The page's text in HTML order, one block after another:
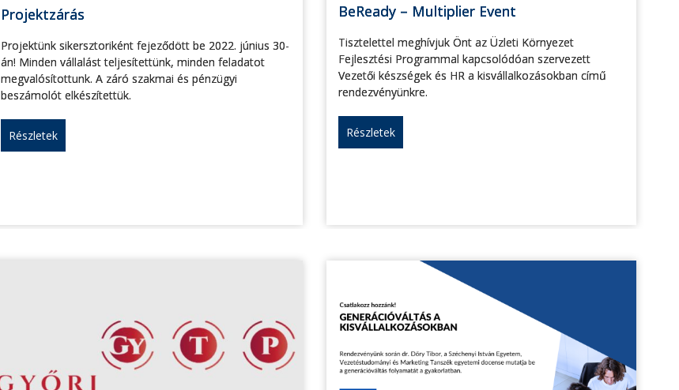
Projektzárás
Projektünk sikersztoriként fejeződött be 2022. június 30-
án! Minden vállalást teljesítettünk, minden feladatot
megvalósítottunk. A záró szakmai és pénzügyi
beszámolót elkészítettük.
Részletek
BeReady – Multiplier Event
Tisztelettel meghívjuk Önt az Üzleti Környezet
Fejlesztési Programmal kapcsolódóan szervezett
Vezetői készségek és HR a kisvállalkozásokban című
rendezvényünkre.
Részletek